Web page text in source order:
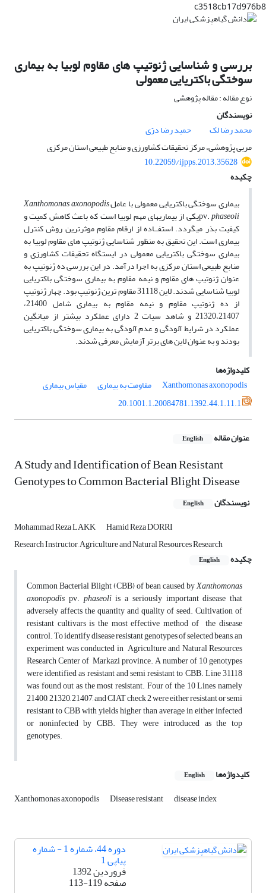
c3518cb17d976b8
بررسی و شناسایی ژنوتیپ های مقاوم لوبیا به بیماری
سوختگی باکتریایی معمولی
نوع مقاله : مقاله پژوهشی
نویسندگان
محمد رضا لک
حمید رضا درّی
مربی پژوهشی، مرکز تحقیقات کشاورزی و منابع طبیعی استان مرکزی
10.22059/ijpps.2013.35628
چکیده
بیماری سوختگی باکتریایی معمولی با عاملXanthomonas axonopodis
pv.phaseoli یکی از بیماری­های مهم لوبیا است که باعث کاهش کمیت و
کیفیت بذر می­گردد. استفــاده از ارقام مقاوم موثرترین روش کنترل
بیماری است. این تحقیق به منظور شناسایی ژنوتیپ های مقاوم لوبیا به
بیماری سوختگی باکتریایی معمولی در ایستگاه تحقیقات کشاورزی و
منابع طبیعی استان مرکزی به اجرا درآمد. در این بررسی ده ژنوتیپ به
عنوان ژنوتیپ های مقاوم و نیمه مقاوم به بیماری سوختگی باکتریایی
لوبیا شناسایی شدند. لاین 31118 مقاوم ترین ژنوتیپ بود. چهار ژنوتیپ
از ده ژنوتیپ مقاوم و نیمه مقاوم به بیماری شامل 21400،
21320،21407 و شاهد سیات 2 دارای عملکرد بیشتر از میانگین
عملکرد در شرایط آلودگی و عدم آلودگی به بیماری سوختگی باکتریایی
بودند و به عنوان لاین های برتر آزمایش معرفی شدند.
کلیدواژه‌ها
Xanthomonas axonopodis
مقاومت به بیماری
مقیاس بیماری
20.1001.1.20084781.1392.44.1.11.1
عنوان مقاله English
A Study and Identification of Bean Resistant
Genotypes to Common Bacterial Blight Disease
نویسندگان English
Mohammad Reza LAKK
Hamid Reza DORRI
Research Instructor, Agriculture and Natural Resources Research
چکیده
English
Common Bacterial Blight (CBB) of bean caused byXanthomonas
axonopodis pv.phaseoliis a seriously important disease that
adversely affects the quantity and quality of seed. Cultivation of
resistant cultivars is the most effective method of the disease
control. To identify disease resistant genotypes of selected beans, an
experiment was conducted in Agriculture and Natural Resources
Research Center of Markazi province. A number of 10 genotypes
were identified as resistant and semi resistant to CBB. Line 31118
was found out as the most resistant. Four of the 10 Lines namely
21400, 21320, 21407, and CIAT check 2 were either resistant or semi
resistant to CBB with yields higher than average in either infected
or noninfected by CBB. They were introduced as the top
genotypes.
کلیدواژه‌ها English
Xanthomonas axonopodis Disease resistant disease index
دوره 44، شماره 1 - شماره
پیاپی 1
فروردین 1392
صفحه113-119